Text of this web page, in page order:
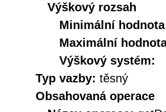
Výškový rozsah
Minimální
Maximální
Výškový systém:
Typ vazby: těsný
Obsahovaná operace